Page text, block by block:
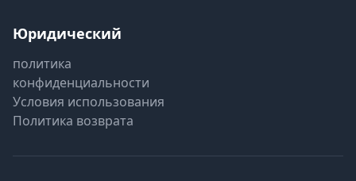
Юридический
политика
конфиденциальности
Условия использования
Политика возврата